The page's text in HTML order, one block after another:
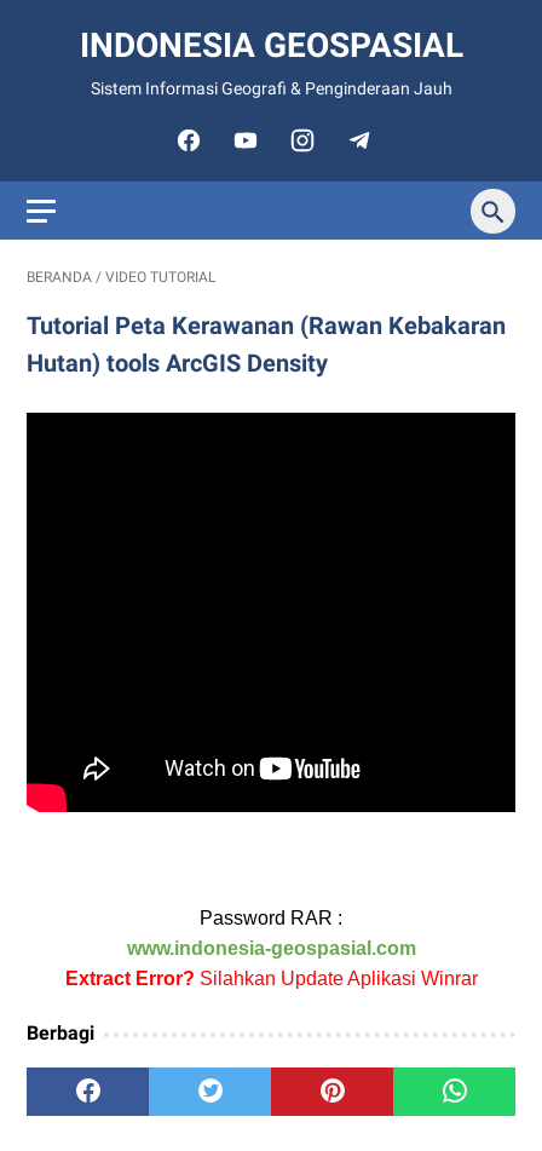
INDONESIA GEOSPASIAL
Sistem Informasi Geografi & Penginderaan Jauh
BERANDA / VIDEO TUTORIAL
Tutorial Peta Kerawanan (Rawan Kebakaran
Hutan) tools ArcGIS Density
Password RAR :
www.indonesia-geospasial.com
Extract Error? Silahkan Update Aplikasi Winrar
Berbagi